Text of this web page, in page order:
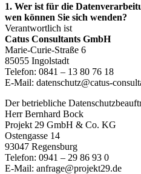
1. Wer ist für die
wen können Sie sich wenden?
Verantwortlich ist
Catus Consultants GmbH
Marie-Curie-Straße 6
85055 Ingolstadt
Telefon: 0841 – 13 80 76 18
E-Mail: datenschutz@catus-
Der betriebliche
Herr Bernhard Bock
Projekt 29 GmbH & Co. KG
Ostengasse 14
93047 Regensburg
Telefon: 0941 – 29 86 93 0
E-Mail: anfrage@projekt29.de